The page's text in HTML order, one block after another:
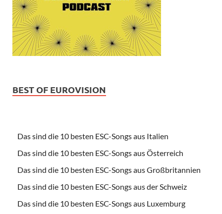
BEST OF EUROVISION
Das sind die 10 besten ESC-Songs aus Italien
Das sind die 10 besten ESC-Songs aus Österreich
Das sind die 10 besten ESC-Songs aus Großbritannien
Das sind die 10 besten ESC-Songs aus der Schweiz
Das sind die 10 besten ESC-Songs aus Luxemburg